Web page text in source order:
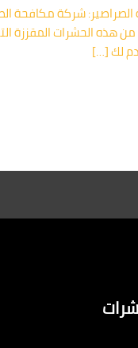
الصراصير: شركة
هذه الحشرات المقززة
لك […]